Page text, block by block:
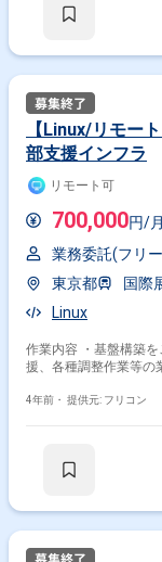
【Linux/リモー
部支援インフラ
リモート可
700,000円/月
業務委託(フリ
東京都
国際
Linux
作業内容 ・基盤構築
援、各種調整作業等の
4年前・ 提供元: フリコン
掛け合わせ
職種で絞り込む
Linux × インフラ
Linux × 組込・制御
Linux × 副業